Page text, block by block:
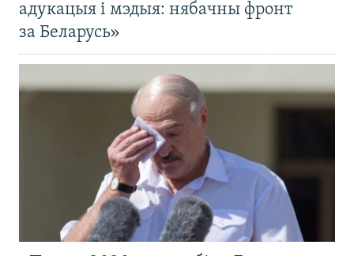
адукацыя і мэдыя: нябачны фронт
за Беларусь»